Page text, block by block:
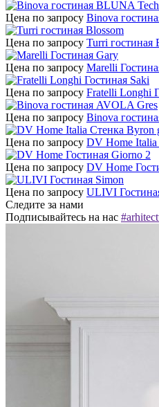
Цена по запросу Binova
Цена по запросу Turri гостиная
Цена по запросу Marelli
Цена по запросу Fratelli Longhi
Цена по запросу Binova
Цена по запросу DV Home Italia
Цена по запросу DV Home
Цена по запросу ULIVI
Следите за нами
Подписывайтесь на нас